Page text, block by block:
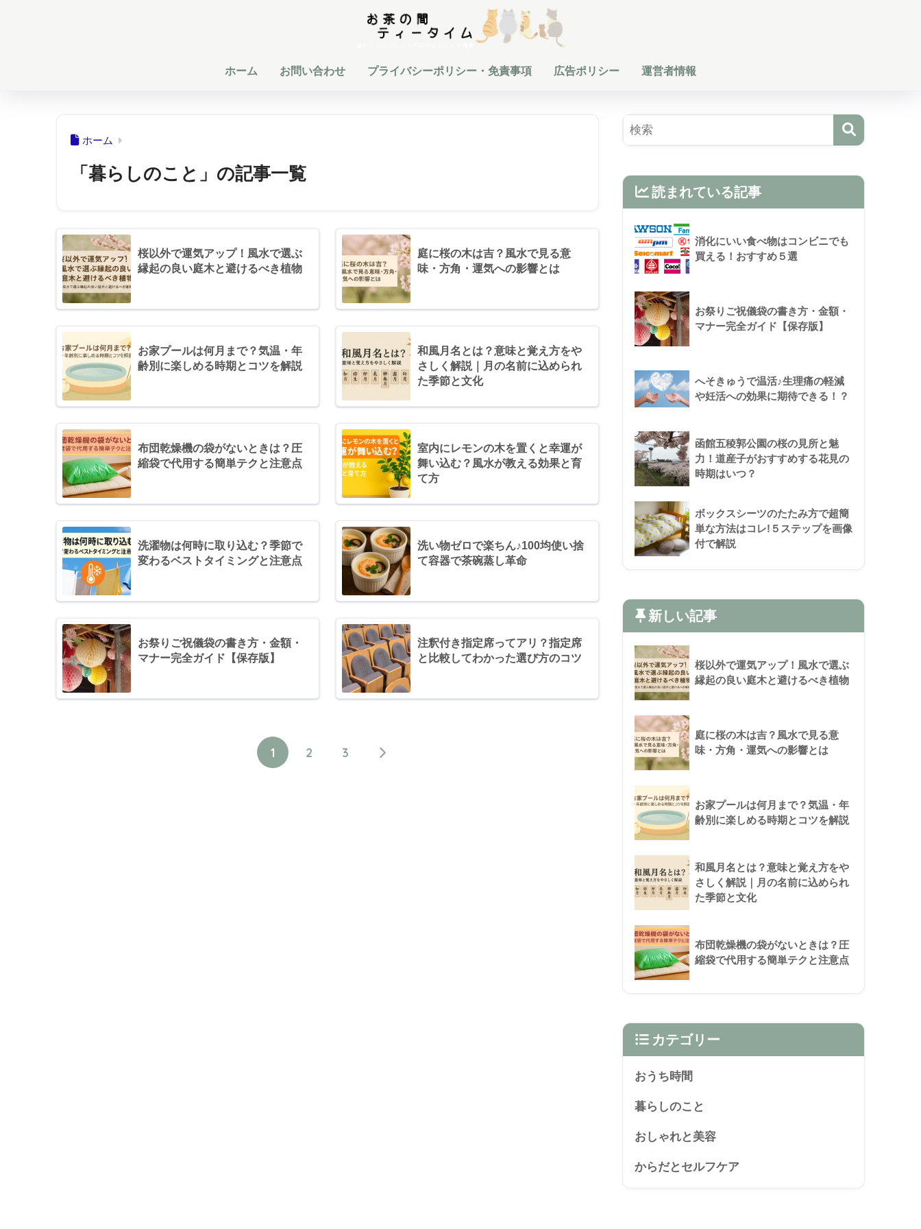
ホーム お問い合わせ プライバシーポリシー・免責事項 広告ポリシー 運営者情報
ホーム
「暮らしのこと」の記事一覧
桜以外で運気アップ！風水で選ぶ
縁起の良い庭木と避けるべき植物
庭に桜の木は吉？風水で見る意
味・方角・運気への影響とは
お家プールは何月まで？気温・年
齢別に楽しめる時期とコツを解説
和風月名とは？意味と覚え方をや
さしく解説｜月の名前に込められ
た季節と文化
布団乾燥機の袋がないときは？圧
縮袋で代用する簡単テクと注意点
室内にレモンの木を置くと幸運が
舞い込む？風水が教える効果と育
て方
洗濯物は何時に取り込む？季節で
変わるベストタイミングと注意点
洗い物ゼロで楽ちん♪100均使い捨
て容器で茶碗蒸し革命
お祭りご祝儀袋の書き方・金額・
マナー完全ガイド【保存版】
注釈付き指定席ってアリ？指定席
と比較してわかった選び方のコツ
1 2 3
読まれている記事
消化にいい食べ物はコンビニでも
買える！おすすめ５選
お祭りご祝儀袋の書き方・金額・
マナー完全ガイド【保存版】
へそきゅうで温活♪生理痛の軽減
や妊活への効果に期待できる！？
函館五稜郭公園の桜の見所と魅
力！道産子がおすすめする花見の
時期はいつ？
ボックスシーツのたたみ方で超簡
単な方法はコレ!５ステップを画像
付で解説
新しい記事
桜以外で運気アップ！風水で選ぶ
縁起の良い庭木と避けるべき植物
庭に桜の木は吉？風水で見る意
味・方角・運気への影響とは
お家プールは何月まで？気温・年
齢別に楽しめる時期とコツを解説
和風月名とは？意味と覚え方をや
さしく解説｜月の名前に込められ
た季節と文化
布団乾燥機の袋がないときは？圧
縮袋で代用する簡単テクと注意点
カテゴリー
おうち時間
暮らしのこと
おしゃれと美容
からだとセルフケア